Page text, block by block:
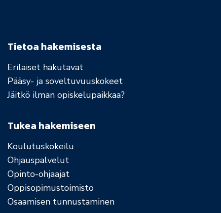
Tietoa hakemisesta
Erilaiset hakutavat
Pääsy- ja soveltuvuuskokeet
Jäitkö ilman opiskelupaikkaa?
Tukea hakemiseen
Koulutuskokeilu
Ohjauspalvelut
Opinto-ohjaajat
Oppisopimustoimisto
Osaamisen tunnustaminen